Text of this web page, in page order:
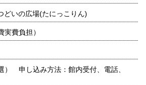
どいの広場(たにっこりん)
実費負担）
） 申し込み方法：館内受付、電話、